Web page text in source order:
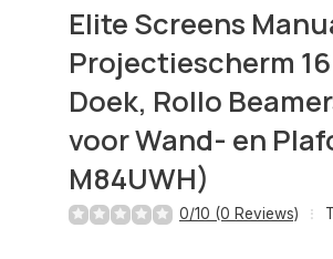
Elite Screens
Projectiescherm
Doek, Rollo
voor Wand- en
M84UWH)
0/10 (0 Reviews)